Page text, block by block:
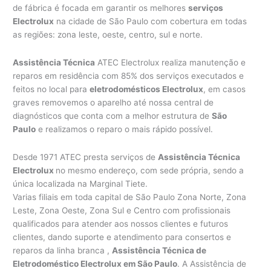
de fábrica é focada em garantir os melhoresserviços
Electrolux na cidade de São Paulo com cobertura em todas
as regiões: zona leste, oeste, centro, sul e norte.
Assistência Técnica ATEC Electrolux realiza manutenção e
reparos em residência com 85% dos serviços executados e
feitos no local paraeletrodomésticos Electrolux, em casos
graves removemos o aparelho até nossa central de
diagnósticos que conta com a melhor estrutura deSão
Paulo e realizamos o reparo o mais rápido possível.
Desde 1971 ATEC presta serviços de Assistência Técnica
Electrolux no mesmo endereço, com sede própria, sendo a
única localizada na Marginal Tiete.
Varias filiais em toda capital de São Paulo Zona Norte, Zona
Leste, Zona Oeste, Zona Sul e Centro com profissionais
qualificados para atender aos nossos clientes e futuros
clientes, dando suporte e atendimento para consertos e
reparos da linha branca , Assistência Técnica de
Eletrodoméstico Electrolux em São Paulo. A Assistência de